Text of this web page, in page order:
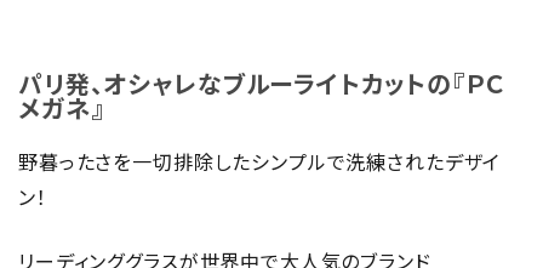
パリ発、オシャレなブルーライトカットの『ＰＣ
メガネ』
野暮ったさを一切排除したシンプルで洗練されたデザイ
ン！
リーディンググラスが世界中で大人気のブランド